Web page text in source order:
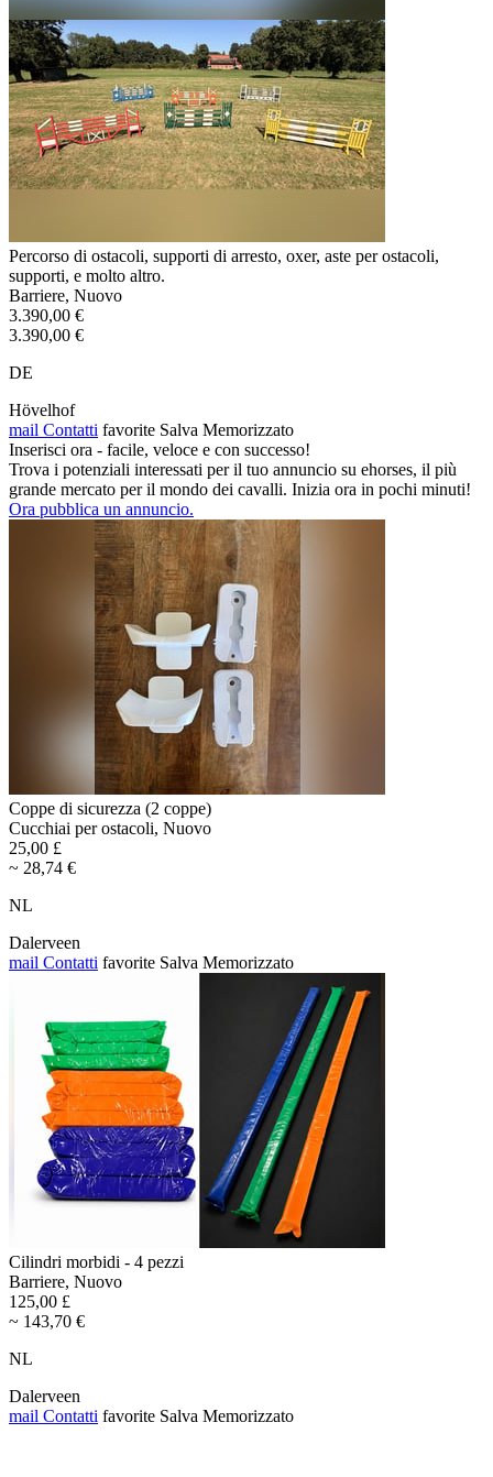
Percorso di ostacoli, supporti di arresto, oxer, aste per ostacoli,
supporti, e molto altro.
Barriere, Nuovo
3.390,00 €
3.390,00 €
DE
Hövelhof
mail Contatti favorite Salva Memorizzato
Inserisci ora - facile, veloce e con successo!
Trova i potenziali interessati per il tuo annuncio su ehorses, il più
grande mercato per il mondo dei cavalli. Inizia ora in pochi minuti!
Ora pubblica un annuncio.
Coppe di sicurezza (2 coppe)
Cucchiai per ostacoli, Nuovo
25,00 £
~ 28,74 €
NL
Dalerveen
mail Contatti favorite Salva Memorizzato
Cilindri morbidi - 4 pezzi
Barriere, Nuovo
125,00 £
~ 143,70 €
NL
Dalerveen
mail Contatti favorite Salva Memorizzato